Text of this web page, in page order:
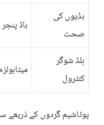
ہڈیوں کی
صحت
ہاڈ پنجر
بلڈ شوگر
کنٹرول
پوٹاشیم گردوں کے ذریعے